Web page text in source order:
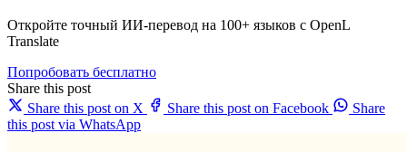
Откройте точный ИИ-перевод на 100+ языков с OpenL
Translate
Попробовать бесплатно
Share this post
Share this post on X
Share this post on Facebook
Share
this post via WhatsApp